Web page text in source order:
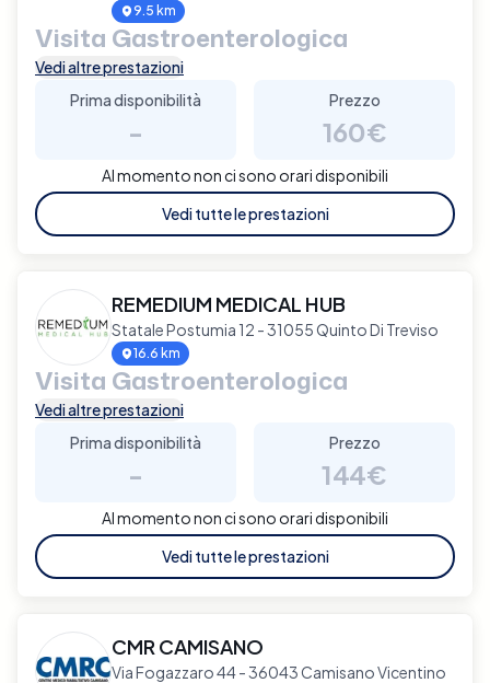
9.5 km
Visita Gastroenterologica
Vedi altre prestazioni
Prima disponibilità
-
Prezzo
160€
Al momento non ci sono orari disponibili
Vedi tutte le prestazioni
REMEDIUM MEDICAL HUB
Statale Postumia 12 - 31055 Quinto Di Treviso
16.6 km
Visita Gastroenterologica
Vedi altre prestazioni
Prima disponibilità
-
Prezzo
144€
Al momento non ci sono orari disponibili
Vedi tutte le prestazioni
CMR CAMISANO
Via Fogazzaro 44 - 36043 Camisano Vicentino